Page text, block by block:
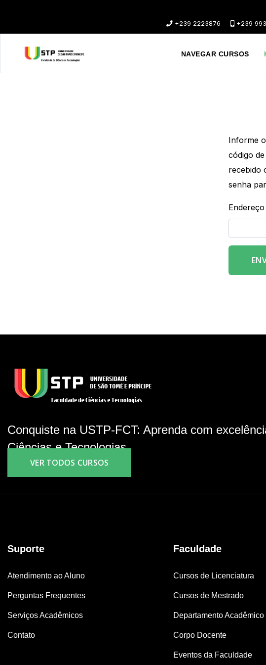
+239 2223876 +239
NAVEGAR CURSOS
Informe
código
recebido
senha
Conquiste na USTP-FCT: Aprenda com
Ciências e Tecnologias.
VER TODOS CURSOS
Suporte
Atendimento ao Aluno
Perguntas Frequentes
Serviços Acadêmicos
Contato
Faculdade
Cursos de Licenciatura
Cursos de Mestrado
Departamento Acadêmico
Corpo Docente
Eventos da Faculdade